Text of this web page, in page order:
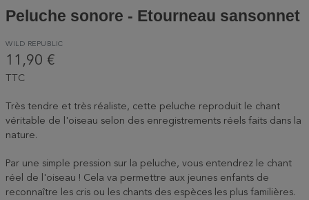
Peluche sonore - Etourneau sansonnet
WILD REPUBLIC
11,90 €
TTC
Très tendre et très réaliste, cette peluche reproduit le chant
véritable de l'oiseau selon des enregistrements réels faits dans la
nature.
Par une simple pression sur la peluche, vous entendrez le chant
réel de l'oiseau ! Cela va permettre aux jeunes enfants de
reconnaître les cris ou les chants des espèces les plus familières.